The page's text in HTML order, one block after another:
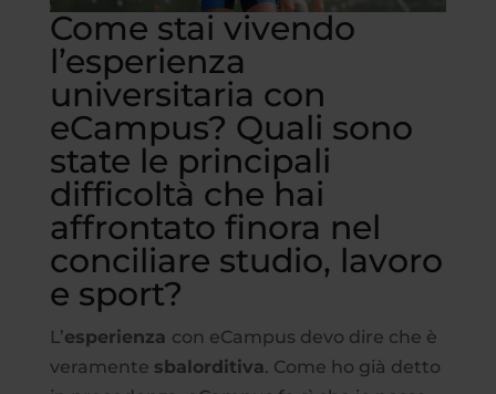
Come stai vivendo
l’esperienza
universitaria con
eCampus? Quali sono
state le principali
difficoltà che hai
affrontato finora nel
conciliare studio, lavoro
e sport?
L’esperienza con eCampus devo dire che è
veramente sbalorditiva. Come ho già detto